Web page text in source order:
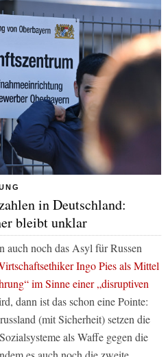
in Deutschland:
bleibt unklar
auch noch das Asyl für Russen
Ingo Pies als Mittel
im Sinne einer „disruptiven
dann ist das schon eine Pointe:
(mit Sicherheit) setzen die
als Waffe gegen die